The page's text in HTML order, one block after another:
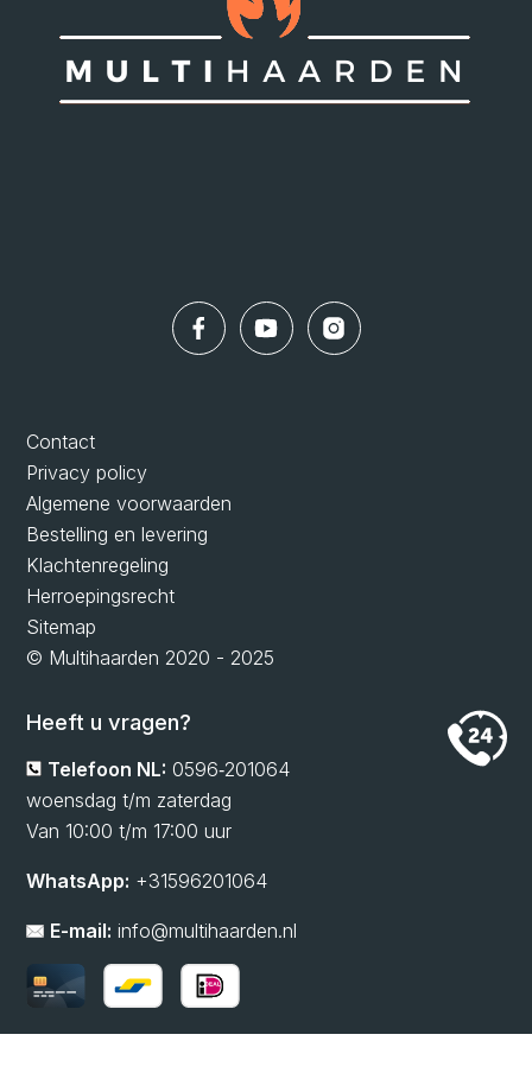
Contact
Privacy policy
Algemene voorwaarden
Bestelling en levering
Klachtenregeling
Herroepingsrecht
Sitemap
© Multihaarden 2020 - 2025
Heeft u vragen?
Telefoon NL: 0596‑201064
woensdag t/m zaterdag
Van 10:00 t/m 17:00 uur
WhatsApp: +31596201064
E-mail: info@multihaarden.nl